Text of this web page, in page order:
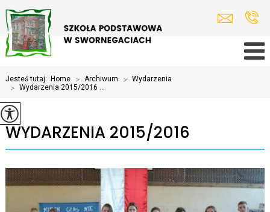
Jesteś tutaj: Home > Archiwum > Wydarzenia
> Wydarzenia 2015/2016 ...
WYDARZENIA 2015/2016